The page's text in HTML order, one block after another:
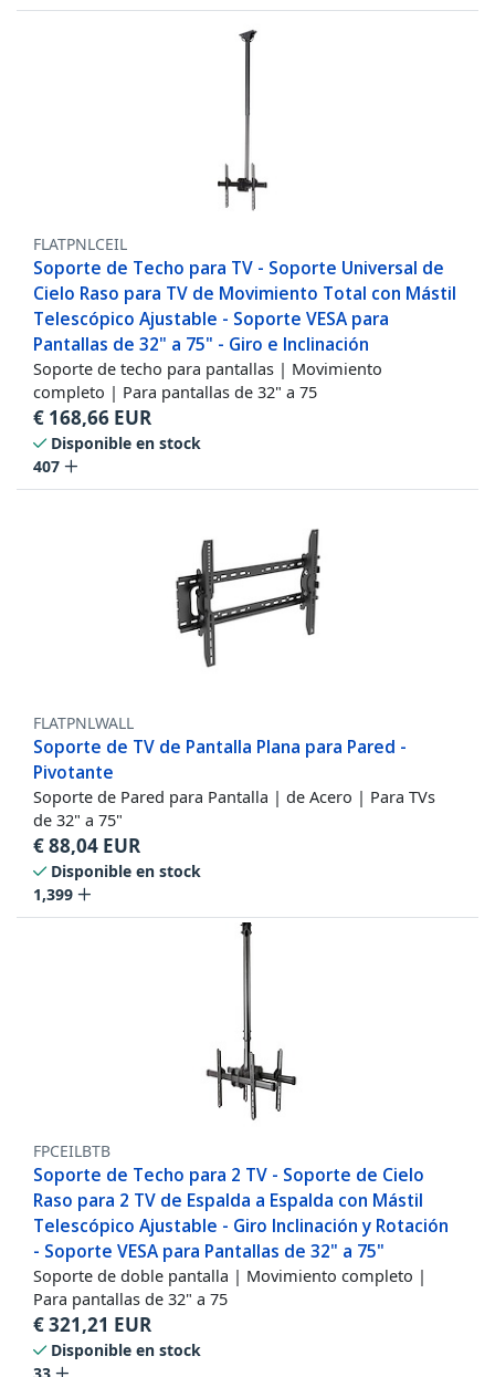
FLATPNLCEIL
Soporte de Techo para TV - Soporte Universal de
Cielo Raso para TV de Movimiento Total con Mástil
Telescópico Ajustable - Soporte VESA para
Pantallas de 32" a 75" - Giro e Inclinación
Soporte de techo para pantallas | Movimiento
completo | Para pantallas de 32" a 75
€ 168,66 EUR
Disponible en stock
407
FLATPNLWALL
Soporte de TV de Pantalla Plana para Pared -
Pivotante
Soporte de Pared para Pantalla | de Acero | Para TVs
de 32" a 75"
€88,04 EUR
Disponible en stock
1,399
FPCEILBTB
Soporte de Techo para 2 TV - Soporte de Cielo
Raso para 2 TV de Espalda a Espalda con Mástil
Telescópico Ajustable - Giro Inclinación y Rotación
- Soporte VESA para Pantallas de 32" a 75"
Soporte de doble pantalla | Movimiento completo |
Para pantallas de 32" a 75
€321,21 EUR
Disponible en stock